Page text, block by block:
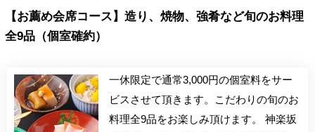
【お薦め会席コース】造り、焼物、強肴など旬のお料理
全9品（個室確約）
一休限定で通常3,000円の個室料をサー
ビスさせて頂きます。こだわりの旬のお
料理全9品をお楽しみ頂けます。 神楽坂